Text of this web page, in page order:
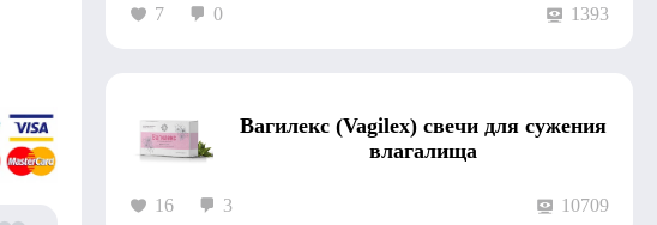
7 0 1393
Вагилекс (Vagilex) свечи для сужения
влагалища
16 3 10709